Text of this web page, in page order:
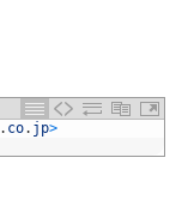
. co. jp>